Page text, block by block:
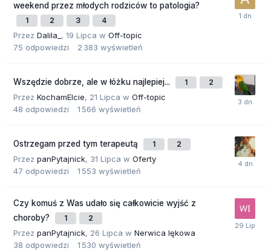
weekend przez młodych rodziców to patologia?
1 2 3 4
Przez Dalila_ , 19 Lipca w Off-topic
75 odpowiedzi 2 383 wyświetleń
Wszędzie dobrze, ale w łóżku najlepiej... 1 2
Przez KochamElcie, 21 Lipca w Off-topic
48 odpowiedzi 1 566 wyświetleń
Ostrzegam przed tym terapeutą 1 2
Przez panPytajnick, 31 Lipca w Oferty
47 odpowiedzi 1 553 wyświetleń
Czy komuś z Was udało się całkowicie wyjść z
choroby?
1 2
Przez panPytajnick, 26 Lipca w Nerwica lękowa
38 odpowiedzi 1 530 wyświetleń